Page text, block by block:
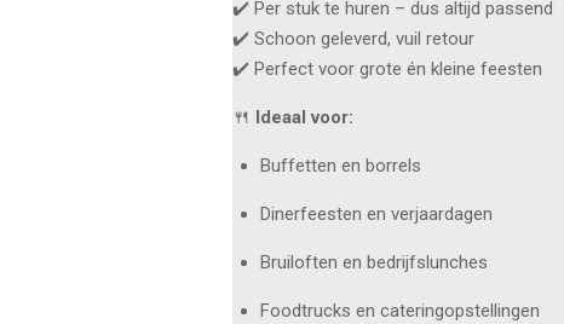
✔️ Per stuk te huren – dus altijd passend
✔️ Schoon geleverd, vuil retour
✔️ Perfect voor grote én kleine feesten
🍴 Ideaal voor:
Buffetten en borrels
Dinerfeesten en verjaardagen
Bruiloften en bedrijfslunches
Foodtrucks en cateringopstellingen